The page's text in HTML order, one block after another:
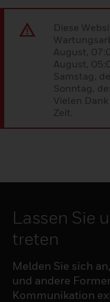
Diese
August,
August,
Samstag,
Sonntag,
Vielen
Zeit.
Lassen Sie
treten
Melden Sie sich
und andere
Kommunikation